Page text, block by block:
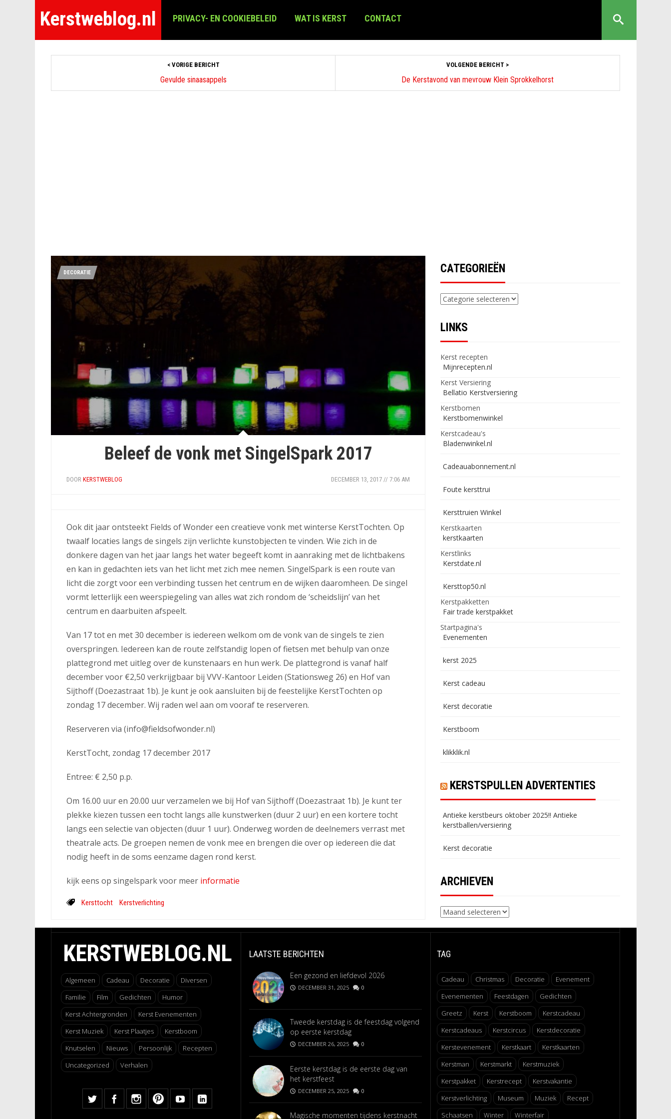
Kerstweblog.nl PRIVACY- EN COOKIEBELEID WAT IS KERST CONTACT
< VORIGE BERICHT
Gevulde sinaasappels
VOLGENDE BERICHT >
De Kerstavond van mevrouw Klein Sprokkelhorst
DECORATIE
Beleef de vonk met SingelSpark 2017
DOOR KERSTWEBLOG DECEMBER 13, 2017 // 7:06 AM
Ook dit jaar ontsteekt Fields of Wonder een creatieve vonk met winterse KerstTochten. Op
twaalf locaties langs de singels zijn verlichte kunstobjecten te vinden. Wie zich in de
donkere dagen van het jaar langs het water begeeft komt in aanraking met de lichtbakens
en kan in gedachten iets van het licht met zich mee nemen. SingelSpark is een route van
licht die zorgt voor een verbinding tussen het centrum en de wijken daaromheen. De singel
vormt letterlijk een weerspiegeling van alles wat zich rondom de ‘scheidslijn’ van het
centrum en daarbuiten afspeelt.
Van 17 tot en met 30 december is iedereen welkom om de vonk van de singels te zien
overspringen. Iedereen kan de route zelfstandig lopen of fietsen met behulp van onze
plattegrond met uitleg over de kunstenaars en hun werk. De plattegrond is vanaf half
december voor €2,50 verkrijgbaar bij VVV-Kantoor Leiden (Stationsweg 26) en Hof van
Sijthoff (Doezastraat 1b). Je kunt je ook aansluiten bij de feestelijke KerstTochten op
zondag 17 december. Wij raden wel aan om vooraf te reserveren.
Reserveren via (info@fieldsofwonder.nl)
KerstTocht, zondag 17 december 2017
Entree: € 2,50 p.p.
Om 16.00 uur en 20.00 uur verzamelen we bij Hof van Sijthoff (Doezastraat 1b). Je kunt ter
plekke kiezen tussen een tocht langs alle kunstwerken (duur 2 uur) en een kortere tocht
langs een selectie van objecten (duur 1 uur). Onderweg worden de deelnemers verrast met
theatrale acts. De groepen nemen de vonk mee en brengen die over op iedereen die dat
nodig heeft in de soms eenzame dagen rond kerst.
kijk eens op singelspark voor meer informatie
Kersttocht Kerstverlichting
CATEGORIEËN
Categorieën
LINKS
Kerst recepten
Mijnrecepten.nl
Kerst Versiering
Bellatio Kerstversiering
Kerstbomen
Kerstbomenwinkel
Kerstcadeau's
Bladenwinkel.nl
Cadeauabonnement.nl
Foute kersttrui
Kersttruien Winkel
Kerstkaarten
kerstkaarten
Kerstlinks
Kerstdate.nl
Kersttop50.nl
Kerstpakketten
Fair trade kerstpakket
Startpagina's
Evenementen
kerst 2025
Kerst cadeau
Kerst decoratie
Kerstboom
klikklik.nl
KERSTSPULLEN ADVERTENTIES
Antieke kerstbeurs oktober 2025!! Antieke
kerstballen/versiering
Kerst decoratie
ARCHIEVEN
Archieven
KERSTWEBLOG.NL
Algemeen Cadeau Decoratie
Diversen
Familie
Film Gedichten
Humor
Kerst Achtergronden
Kerst Evenementen
Kerst Muziek
Kerst Plaatjes
Kerstboom
Knutselen
Nieuws Persoonlijk
Recepten
Uncategorized
Verhalen
LAATSTE BERICHTEN
Een gezond en liefdevol 2026
DECEMBER 31, 2025 0
Tweede kerstdag is de feestdag volgend
op eerste kerstdag
DECEMBER 26, 2025 0
Eerste kerstdag is de eerste dag van
het kerstfeest
DECEMBER 25, 2025 0
Magische momenten tijdens kerstnacht
TAG
Cadeau Christmas Decoratie
Evenement
Evenementen
Feestdagen
Gedichten
Greetz
Kerst Kerstboom
Kerstcadeau
Kerstcadeaus
Kerstcircus
Kerstdecoratie
Kerstevenement
Kerstkaart
Kerstkaarten
Kerstman
Kerstmarkt
Kerstmuziek
Kerstpakket
Kerstrecept
Kerstvakantie
Kerstverlichting
Museum Muziek
Recept
Schaatsen
Winter Winterfair